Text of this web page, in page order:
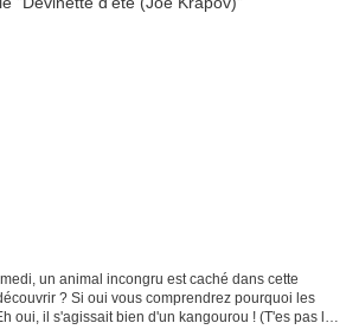
un animal incongru est caché dans cette
? Si oui vous comprendrez pourquoi les
oui, il s'agissait bien d'un kangourou ! (T'es pas le